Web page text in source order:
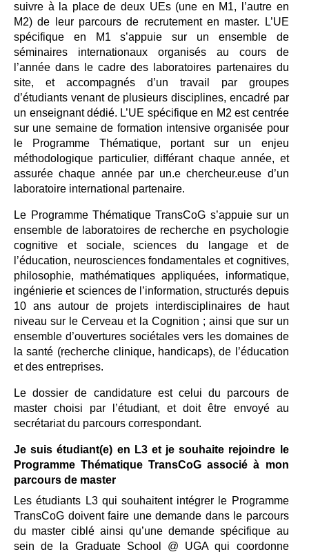
suivre à la place de deux UEs (une en M1, l’autre en
M2) de leur parcours de recrutement en master. L’UE
spécifique en M1 s’appuie sur un ensemble de
séminaires internationaux organisés au cours de
l’année dans le cadre des laboratoires partenaires du
site, et accompagnés d’un travail par groupes
d’étudiants venant de plusieurs disciplines, encadré par
un enseignant dédié. L’UE spécifique en M2 est centrée
sur une semaine de formation intensive organisée pour
le Programme Thématique, portant sur un enjeu
méthodologique particulier, différant chaque année, et
assurée chaque année par un.e chercheur.euse d’un
laboratoire international partenaire.
Le Programme Thématique TransCoG s’appuie sur un
ensemble de laboratoires de recherche en psychologie
cognitive et sociale, sciences du langage et de
l’éducation, neurosciences fondamentales et cognitives,
philosophie, mathématiques appliquées, informatique,
ingénierie et sciences de l’information, structurés depuis
10 ans autour de projets interdisciplinaires de haut
niveau sur le Cerveau et la Cognition ; ainsi que sur un
ensemble d’ouvertures sociétales vers les domaines de
la santé (recherche clinique, handicaps), de l’éducation
et des entreprises.
Le dossier de candidature est celui du parcours de
master choisi par l’étudiant, et doit être envoyé au
secrétariat du parcours correspondant.
Je suis étudiant(e) en L3 et je souhaite rejoindre le
Programme Thématique TransCoG associé à mon
parcours de master
Les étudiants L3 qui souhaitent intégrer le Programme
TransCoG doivent faire une demande dans le parcours
du master ciblé ainsi qu’une demande spécifique au
sein de la Graduate School @ UGA qui coordonne